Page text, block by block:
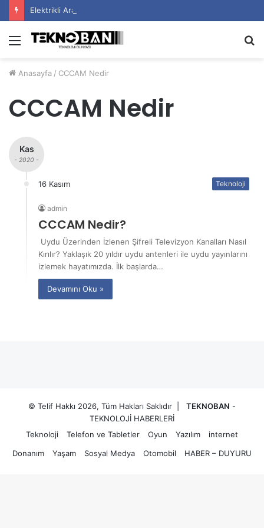
Elektrikli Araç Bataryalarının Ömrü Nasıl Uzatılır?
Menü
Anasayfa / CCCAM Nedir
CCCAM Nedir
Kas
- 2020 -
16 Kasım Teknoloji
admin
CCCAM Nedir?
Uydu Üzerinden İzlenen Şifreli Televizyon Kanalları Nasıl
Kırılır? Yaklaşık 20 yıldır uydu antenleri ile uydu yayınlarını
izlemek hayatımızda. İlk başlarda…
Devamını Oku »
© Telif Hakkı 2026, Tüm Hakları Saklıdır | TEKNOBAN -
TEKNOLOJİ HABERLERİ
Teknoloji
Telefon ve Tabletler Oyun Yazılım
internet
Donanım
Yaşam Sosyal Medya Otomobil HABER – DUYURU